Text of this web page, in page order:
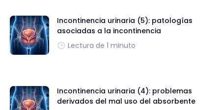
Incontinencia urinaria (5): patologías
asociadas a la incontinencia
Lectura de 1 minuto
Incontinencia urinaria (4): problemas
derivados del mal uso del absorbente